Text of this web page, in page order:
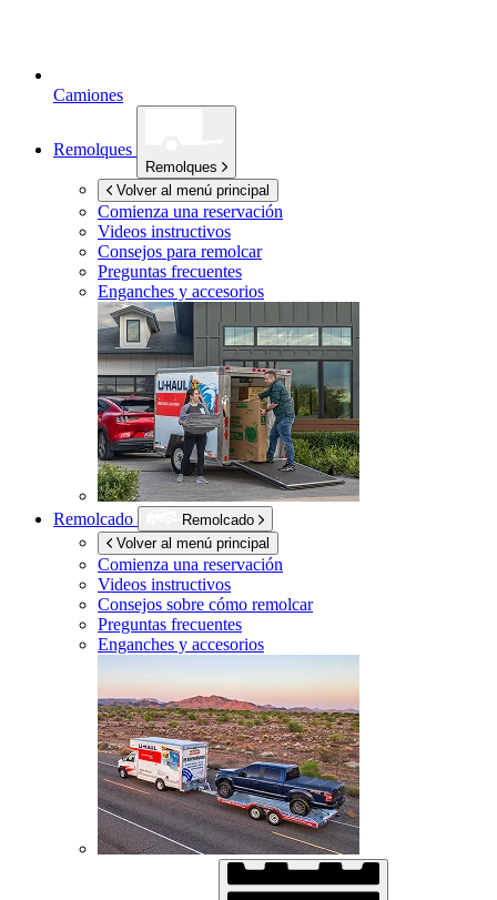
Camiones
Remolques
Remolques
Volver al menú principal
Comienza una reservación
Videos instructivos
Consejos para remolcar
Preguntas frecuentes
Enganches y accesorios
Remolcado
Remolcado
Volver al menú principal
Comienza una reservación
Videos instructivos
Consejos sobre cómo remolcar
Preguntas frecuentes
Enganches y accesorios